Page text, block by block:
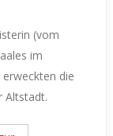
(vom
im
die
Altstadt.